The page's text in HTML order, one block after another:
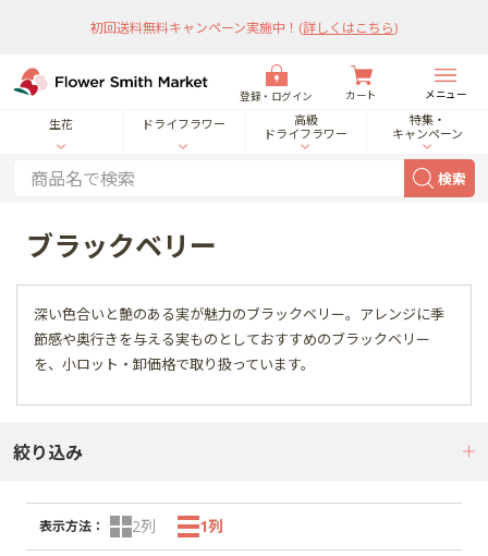
初回送料無料キャンペーン実施中！ (詳しくはこちら)
登録・ログイン カート メニュー
生花 ドライフラワー
高級
ドライフラワー
特集・
キャンペーン
検索
ブラックベリー
深い色合いと艶のある実が魅力のブラックベリー。アレンジに季
節感や奥行きを与える実ものとしておすすめのブラックベリー
を、小ロット・卸価格で取り扱っています。
絞り込み
表示方法： 2列 1列